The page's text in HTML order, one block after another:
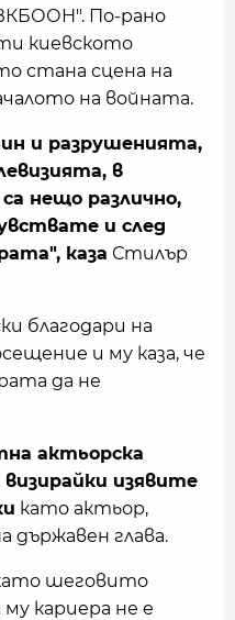
По-рано
киевското
стана сцена на
на войната.
и разрушенията,
в
нещо различно,
и след
каза Стилър
благодари на
и му каза, че
да не
актьорска
изявите
като актьор,
държавен глава.
шеговито
кариера не е